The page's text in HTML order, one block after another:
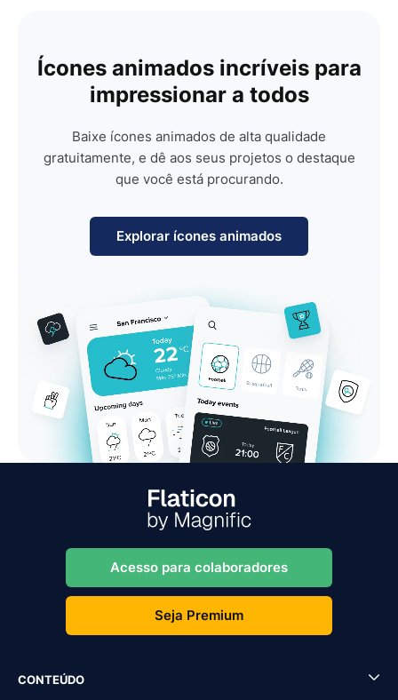
Ícones animados incríveis para
impressionar a todos
Baixe ícones animados de alta qualidade
gratuitamente, e dê aos seus projetos o destaque
que você está procurando.
Explorar ícones animados
Acesso para colaboradores
Seja Premium
CONTEÚDO